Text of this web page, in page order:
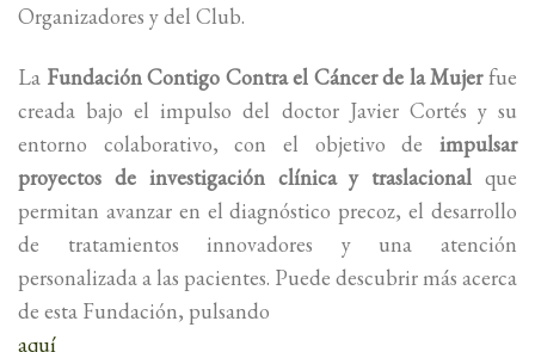
Organizadores y del Club.
La Fundación Contigo Contra el Cáncer de la Mujerfue
creada bajo el impulso del doctor Javier Cortés y su
entorno colaborativo, con el objetivo de impulsar
proyectos de investigación clínica y traslacional que
permitan avanzar en el diagnóstico precoz, el desarrollo
de tratamientos innovadores y una atención
personalizada a las pacientes. Puede descubrir más acerca
de esta Fundación, pulsando
aquí